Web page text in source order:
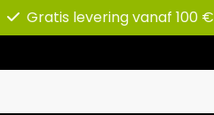
Gratis levering vanaf 100 €